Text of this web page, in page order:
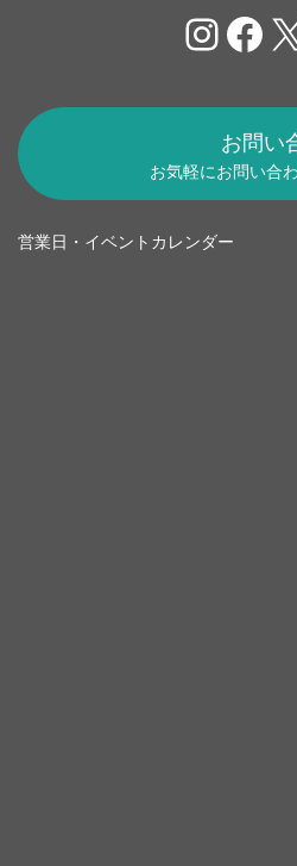
X
お問い
お気軽にお問い合
営業日・イベントカレンダー